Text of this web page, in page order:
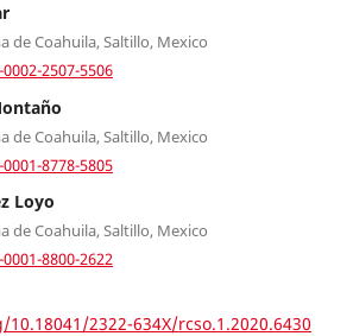
de Coahuila, Saltillo, Mexico
2507-5506
de Coahuila, Saltillo, Mexico
8778-5805
Loyo
de Coahuila, Saltillo, Mexico
8800-2622
2322-634X/rcso.1.2020.6430